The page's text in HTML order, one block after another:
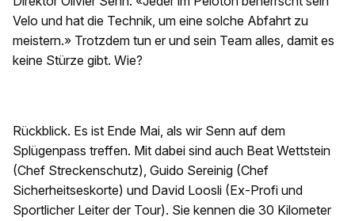
Velo und hat die Technik, um eine solche Abfahrt zu
meistern.» Trotzdem tun er und sein Team alles, damit es
keine Stürze gibt. Wie?
Rückblick. Es ist Ende Mai, als wir Senn auf dem
Splügenpass treffen. Mit dabei sind auch Beat Wettstein
(Chef Streckenschutz), Guido Sereinig (Chef
Sicherheitseskorte) und David Loosli (Ex-Profi und
Sportlicher Leiter der Tour). Sie kennen die 30 Kilometer